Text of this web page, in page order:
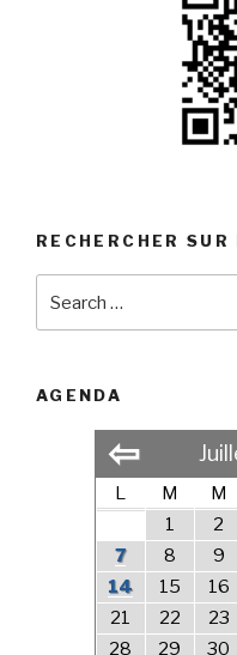
RECHERCHER
AGENDA
⇦
L M M
1
2
7
8 9
14
15 16
21
22 23
28
29 30